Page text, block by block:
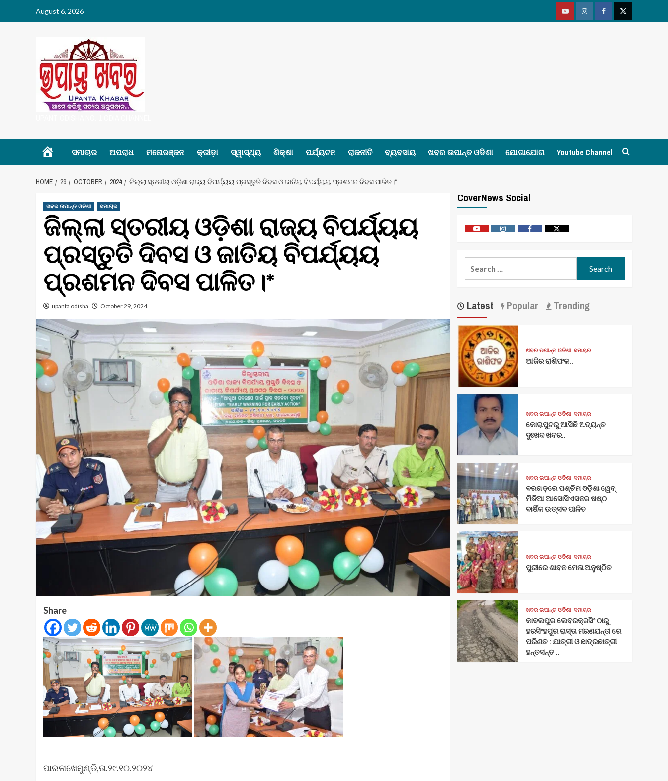
August 6, 2026
YoutubeVimeoFacebookTwitter
Homeସମାଚାର ଅପରାଧ ମନୋରଞ୍ଜନ କ୍ରୀଡ଼ା ସ୍ୱାସ୍ଥ୍ୟ ଶିକ୍ଷା ପର୍ଯ୍ୟଟନ ରାଜନୀତି ବ୍ୟବସାୟ ଖବର ଉପାନ୍ତ ଓଡିଶା ଯୋଗାଯୋଗ Youtube Channel
HOME 29 OCTOBER 2024 ଜିଲ୍ଲା ସ୍ତରୀୟ ଓଡ଼ିଶା ରାଜ୍ୟ ବିପର୍ଯ୍ୟୟ ପ୍ରସ୍ତୁତି ଦିବସ ଓ ଜାତିୟ ବିପର୍ଯ୍ୟୟ ପ୍ରଶମନ ଦିବସ ପାଳିତ।*
ଖବର ଉପାନ୍ତ ଓଡିଶା ସମାଚାର
ଜିଲ୍ଲା ସ୍ତରୀୟ ଓଡ଼ିଶା ରାଜ୍ୟ ବିପର୍ଯ୍ୟୟ
ପ୍ରସ୍ତୁତି ଦିବସ ଓ ଜାତିୟ ବିପର୍ଯ୍ୟୟ
ପ୍ରଶମନ ଦିବସ ପାଳିତ।*
upanta odisha October 29, 2024
Share
ପାରଳାଖେମୁଣ୍ଡି,ତା.୨୯.୧୦.୨୦୨୪
CoverNews Social
YoutubeVimeo FacebookTwitter
Latest Popular Trending
ଖବର ଉପାନ୍ତ ଓଡିଶା ସମାଚାର
ଆଜିର ରାଶିଫଳ..
ଖବର ଉପାନ୍ତ ଓଡିଶା ସମାଚାର
କୋରାପୁଟରୁ ଆସିଛି ଅତ୍ୟନ୍ତ
ଦୁଃଖଦ ଖବର..
ଖବର ଉପାନ୍ତ ଓଡିଶା ସମାଚାର
ବରଗଡ଼ରେ ପଶ୍ଚିମ ଓଡ଼ିଶା ୱେବ୍
ମିଡିଆ ଆସୋସିଏସନର ଷଷ୍ଠ
ବାର୍ଷିକ ଉତ୍ସବ ପାଳିତ
ଖବର ଉପାନ୍ତ ଓଡିଶା ସମାଚାର
ପୁରୀରେ ଶାବନ ମେଳା ଅନୁଷ୍ଠିତ
ଖବର ଉପାନ୍ତ ଓଡିଶା ସମାଚାର
କାବଲପୁର ଲେବରକ୍ରସିଂ ଠାରୁ
ହରସିଂହପୁର ରାସ୍ତା ମରଣଯନ୍ତା ରେ
ପରିଣତ : ଯାତ୍ରୀ ଓ ଛାତ୍ରଛାତ୍ରୀ
ହନ୍ତସନ୍ତ ..